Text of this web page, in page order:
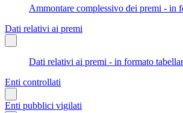
Ammontare complessivo dei premi - in
Dati relativi ai premi
Dati relativi ai premi - in formato
Enti controllati
Enti pubblici vigilati